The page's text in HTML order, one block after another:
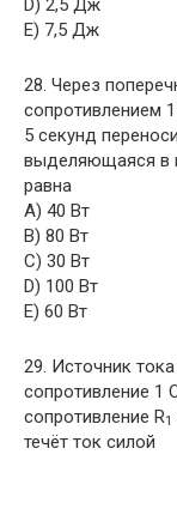
D) 2,5 Дж
E) 7,5 Дж
28. Через
сопротивлением
5 секунд
выделяющаяся в
равна
A) 40 Вт
B) 80 Вт
C) 30 Вт
D) 100 Вт
E) 60 Вт
29. Источник
сопротивление 1
сопротивление R1
течёт ток силой